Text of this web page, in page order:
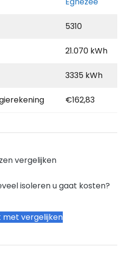
5310
21.070 kWh
3335 kWh
€162,83
vergelijken
isoleren u gaat kosten?
met vergelijken